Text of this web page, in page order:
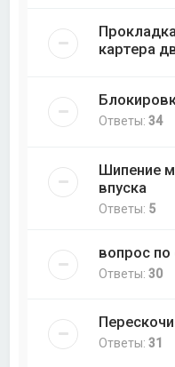
картера
Ответы:34
Шипение
впуска
Ответы: 5
вопрос
Ответы:30
Ответы:31